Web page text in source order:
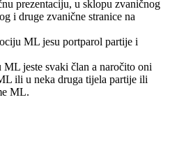
prezentaciju, u sklopu zvaničnog
i druge zvanične stranice na
ML jesu portparol partije i
jeste svaki član a naročito oni
ili u neka druga tijela partije ili
ML.